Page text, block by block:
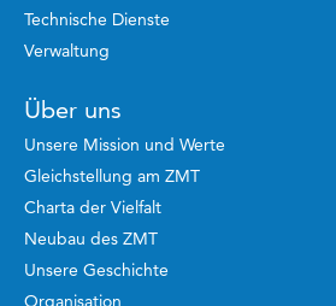
Technische Dienste
Verwaltung
Über uns
Unsere Mission und Werte
Gleichstellung am ZMT
Charta der Vielfalt
Neubau des ZMT
Unsere Geschichte
Organisation